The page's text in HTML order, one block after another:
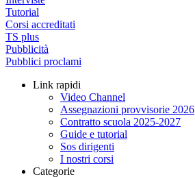
Tutorial
Corsi accreditati
TS plus
Pubblicità
Pubblici proclami
Link rapidi
Video Channel
Assegnazioni provvisorie 2026
Contratto scuola 2025-2027
Guide e tutorial
Sos dirigenti
I nostri corsi
Categorie